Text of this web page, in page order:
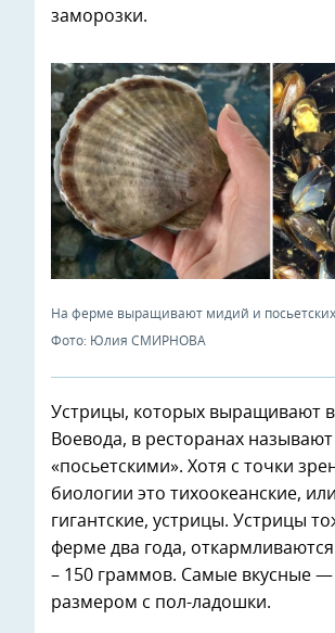
заморозки.
На ферме выращивают мидий и посьетских
Фото: Юлия СМИРНОВА
Устрицы, которых выращивают в
Воевода, в ресторанах называют
«посьетскими». Хотя с точки
биологии это тихоокеанские, или
гигантские, устрицы. Устрицы
ферме два года,
– 150 граммов. Самые вкусные —
размером с пол-ладошки.